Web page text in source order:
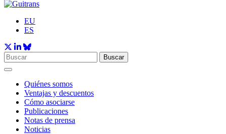
EU
ES
Buscar
Quiénes somos
Ventajas y descuentos
Cómo asociarse
Publicaciones
Notas de prensa
Noticias